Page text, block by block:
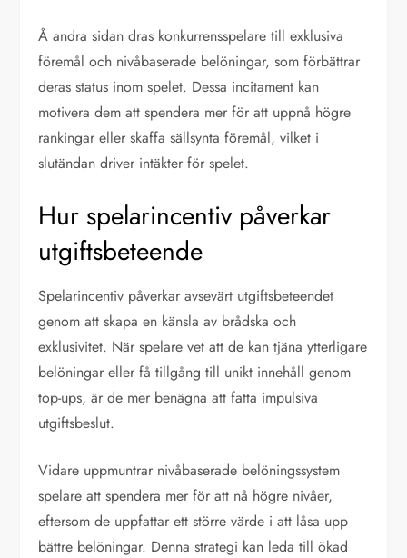
Å andra sidan dras konkurrensspelare till exklusiva
föremål och nivåbaserade belöningar, som förbättrar
deras status inom spelet. Dessa incitament kan
motivera dem att spendera mer för att uppnå högre
rankingar eller skaffa sällsynta föremål, vilket i
slutändan driver intäkter för spelet.
Hur spelarincentiv påverkar
utgiftsbeteende
Spelarincentiv påverkar avsevärt utgiftsbeteendet
genom att skapa en känsla av brådska och
exklusivitet. När spelare vet att de kan tjäna ytterligare
belöningar eller få tillgång till unikt innehåll genom
top-ups, är de mer benägna att fatta impulsiva
utgiftsbeslut.
Vidare uppmuntrar nivåbaserade belöningssystem
spelare att spendera mer för att nå högre nivåer,
eftersom de uppfattar ett större värde i att låsa upp
bättre belöningar. Denna strategi kan leda till ökad